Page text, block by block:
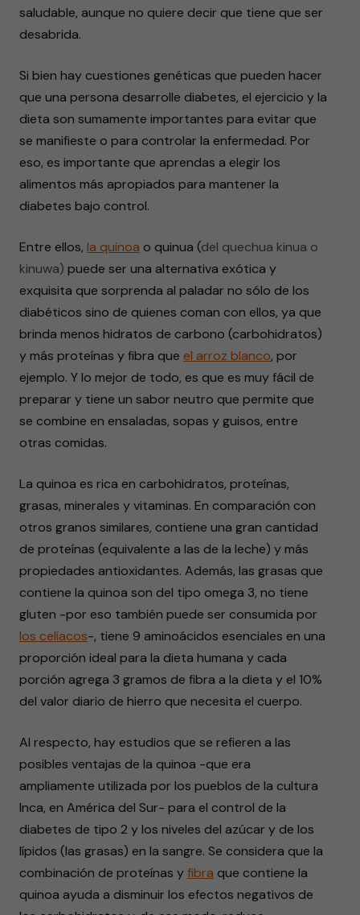
saludable, aunque no quiere decir que tiene que ser
desabrida.
Si bien hay cuestiones genéticas que pueden hacer
que una persona desarrolle diabetes, el ejercicio y la
dieta son sumamente importantes para evitar que
se manifieste o para controlar la enfermedad. Por
eso, es importante que aprendas a elegir los
alimentos más apropiados para mantener la
diabetes bajo control.
Entre ellos, la quinoa o quinua (del quechua kinua o
kinuwa) puede ser una alternativa exótica y
exquisita que sorprenda al paladar no sólo de los
diabéticos sino de quienes coman con ellos, ya que
brinda menos hidratos de carbono (carbohidratos)
y más proteínas y fibra que el arroz blanco, por
ejemplo. Y lo mejor de todo, es que es muy fácil de
preparar y tiene un sabor neutro que permite que
se combine en ensaladas, sopas y guisos, entre
otras comidas.
La quinoa es rica en carbohidratos, proteínas,
grasas, minerales y vitaminas. En comparación con
otros granos similares, contiene una gran cantidad
de proteínas (equivalente a las de la leche) y más
propiedades antioxidantes. Además, las grasas que
contiene la quinoa son del tipo omega 3, no tiene
gluten -por eso también puede ser consumida por
los celíacos-, tiene 9 aminoácidos esenciales en una
proporción ideal para la dieta humana y cada
porción agrega 3 gramos de fibra a la dieta y el 10%
del valor diario de hierro que necesita el cuerpo.
Al respecto, hay estudios que se refieren a las
posibles ventajas de la quinoa -que era
ampliamente utilizada por los pueblos de la cultura
Inca, en América del Sur- para el control de la
diabetes de tipo 2 y los niveles del azúcar y de los
lípidos (las grasas) en la sangre. Se considera que la
combinación de proteínas yfibra que contiene la
quinoa ayuda a disminuir los efectos negativos de